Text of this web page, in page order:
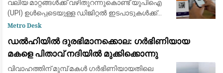
വലിയ മാറ്റങ്ങൾക്ക് വഴിതുറന്നുകൊണ്ട് യുപിഐ
(UPI) ഉൾപ്പെടെയുള്ള ഡിജിറ്റൽ ഇടപാടുകൾക്ക്
സേവന നിരക്കുകൾ ഈടാക്കാൻ ബാങ്കുകൾക്കും
Metro Desk
ഡൽഹിയിൽ ദുരഭിമാനക്കൊല: ഗർഭിണിയായ
മകളെ പിതാവ് നദിയിൽ മുക്കിക്കൊന്നു
വിവാഹത്തിന് മുമ്പ് മകൾ ഗർഭിണിയായതിലെ